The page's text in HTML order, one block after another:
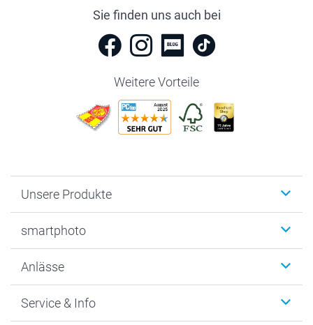
Sie finden uns auch bei
Weitere Vorteile
Unsere Produkte
Fotogeschenke
MyNameBook
Fotoabzüge, Fotos als Buch & Poster
smartphoto
Warum smartphoto
Datenschutz
Anlässe
Neujahr
Service & Info